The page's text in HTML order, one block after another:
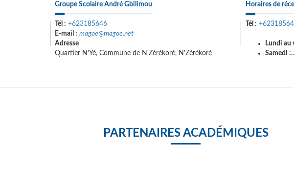
Groupe Scolaire André Gbilimou
Tél : +623185646
E-mail : magoe@magoe.net
Adresse
Quartier N'Yé, Commune de N'Zérékoré, N'Zérékoré
Horaires de
Tél :
Lundi au
Samedi :
PARTENAIRES ACADÉMIQUES